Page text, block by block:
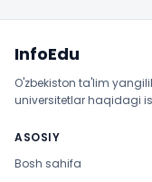
InfoEdu
O'zbekiston ta'lim
universitetlar haqidagi
ASOSIY
Bosh sahifa